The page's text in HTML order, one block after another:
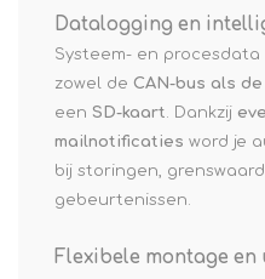
Datalogging en
Systeem- en
zowel de CAN-bus als
een SD-kaart. Dankzij
mailnotificaties word je
bij storingen,
gebeurtenissen.
Flexibele montage